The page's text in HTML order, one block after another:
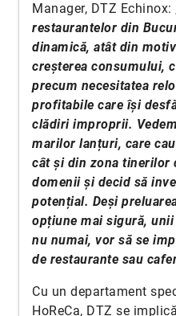
Manager, DTZ Echinox:
restaurantelor din
dinamică, atât din
creșterea consumului,
precum necesitatea
profitabile care își
clădiri improprii.
marilor lanțuri, care
cât și din zona tinerilor
domenii și decid să
potențial. Deși
opțiune mai sigură,
nu numai, vor să se
de restaurante sau
Cu un departament
HoReCa, DTZ se